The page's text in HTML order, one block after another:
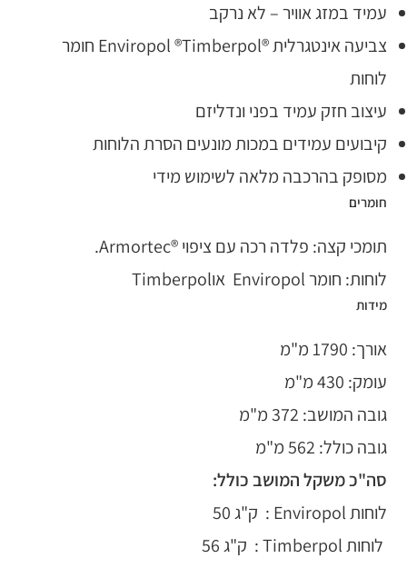
עמיד במזג אוויר – לא נרקב
צביעה אינטגרלית ®Enviropol ®Timberpol חומר
לוחות
עיצוב חזק עמיד בפני ונדליזם
קיבועים עמידים במכות מונעים הסרת הלוחות
מסופק בהרכבה מלאה לשימוש מידי
חומרים
תומכי קצה: פלדה רכה עם ציפוי ®Armortec.
לוחות: חומר Enviropol אוTimberpol
מידות
אורך: 1790 מ"מ
עומק: 430 מ"מ
גובה המושב: 372 מ"מ
גובה כולל: 562 מ"מ
סה"כ משקל המושב כולל:
לוחות Enviropol : ק"ג 50
לוחות Timberpol : ק"ג 56